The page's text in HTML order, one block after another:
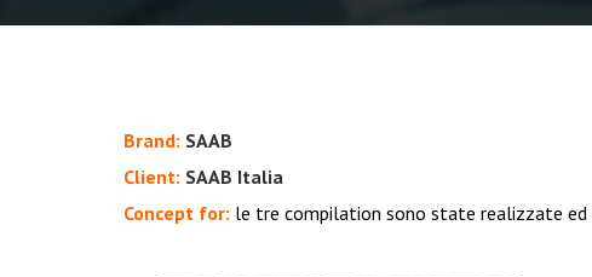
Brand: SAAB
Client: SAAB Italia
Concept for: le tre compilation sono state realizzate